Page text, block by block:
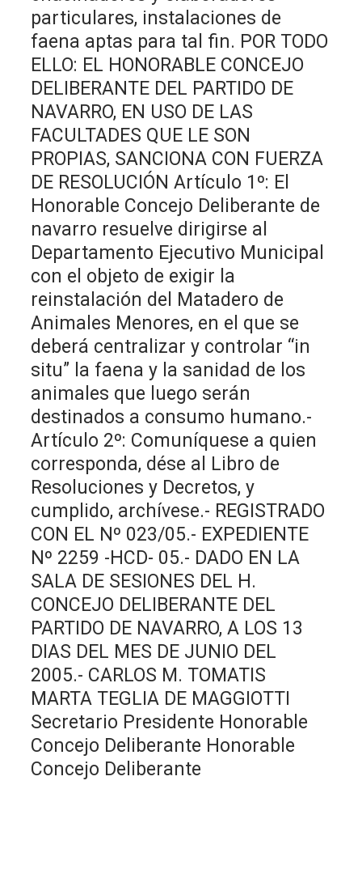
particulares, instalaciones de
faena aptas para tal fin. POR TODO
ELLO: EL HONORABLE CONCEJO
DELIBERANTE DEL PARTIDO DE
NAVARRO, EN USO DE LAS
FACULTADES QUE LE SON
PROPIAS, SANCIONA CON FUERZA
DE RESOLUCIÓN Artículo 1º: El
Honorable Concejo Deliberante de
navarro resuelve dirigirse al
Departamento Ejecutivo Municipal
con el objeto de exigir la
reinstalación del Matadero de
Animales Menores, en el que se
deberá centralizar y controlar “in
situ” la faena y la sanidad de los
animales que luego serán
destinados a consumo humano.-
Artículo 2º: Comuníquese a quien
corresponda, dése al Libro de
Resoluciones y Decretos, y
cumplido, archívese.- REGISTRADO
CON EL Nº 023/05.- EXPEDIENTE
Nº 2259 -HCD- 05.- DADO EN LA
SALA DE SESIONES DEL H.
CONCEJO DELIBERANTE DEL
PARTIDO DE NAVARRO, A LOS 13
DIAS DEL MES DE JUNIO DEL
2005.- CARLOS M. TOMATIS
MARTA TEGLIA DE MAGGIOTTI
Secretario Presidente Honorable
Concejo Deliberante Honorable
Concejo Deliberante